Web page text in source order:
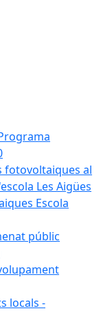
fotovoltaiques al
Les Aigües
Escola
públic
locals -